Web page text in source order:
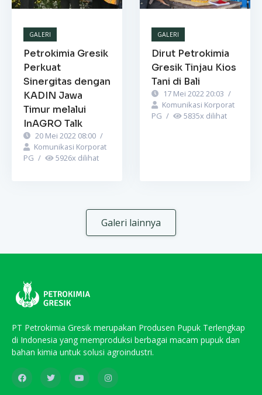
GALERI
Petrokimia Gresik
Perkuat
Sinergitas dengan
KADIN Jawa
Timur melalui
InAGRO Talk
20 Mei 2022 08:00 /
Komunikasi Korporat
PG / 5926x dilihat
GALERI
Dirut Petrokimia
Gresik Tinjau Kios
Tani di Bali
17 Mei 2022 20:03 /
Komunikasi Korporat
PG / 5835x dilihat
Galeri lainnya
PT Petrokimia Gresik merupakan Produsen Pupuk Terlengkap
di Indonesia yang memproduksi berbagai macam pupuk dan
bahan kimia untuk solusi agroindustri.